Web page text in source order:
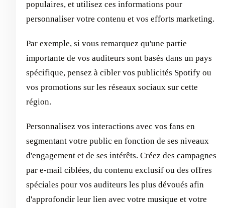
populaires, et utilisez ces informations pour
personnaliser votre contenu et vos efforts marketing.
Par exemple, si vous remarquez qu'une partie
importante de vos auditeurs sont basés dans un pays
spécifique, pensez à cibler vos publicités Spotify ou
vos promotions sur les réseaux sociaux sur cette
région.
Personnalisez vos interactions avec vos fans en
segmentant votre public en fonction de ses niveaux
d'engagement et de ses intérêts. Créez des campagnes
par e-mail ciblées, du contenu exclusif ou des offres
spéciales pour vos auditeurs les plus dévoués afin
d'approfondir leur lien avec votre musique et votre